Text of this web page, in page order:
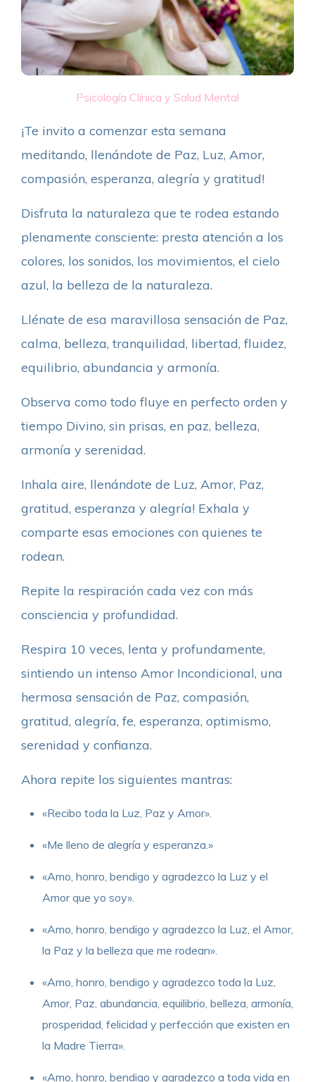
Psicología Clínica y Salud Mental
¡Te invito a comenzar esta semana
meditando, llenándote de Paz, Luz, Amor,
compasión, esperanza, alegría y gratitud!
Disfruta la naturaleza que te rodea estando
plenamente consciente: presta atención a los
colores, los sonidos, los movimientos, el cielo
azul, la belleza de la naturaleza.
Llénate de esa maravillosa sensación de Paz,
calma, belleza, tranquilidad, libertad, fluidez,
equilibrio, abundancia y armonía.
Observa como todo fluye en perfecto orden y
tiempo Divino, sin prisas, en paz, belleza,
armonía y serenidad.
Inhala aire, llenándote de Luz, Amor, Paz,
gratitud, esperanza y alegría! Exhala y
comparte esas emociones con quienes te
rodean.
Repite la respiración cada vez con más
consciencia y profundidad.
Respira 10 veces, lenta y profundamente,
sintiendo un intenso Amor Incondicional, una
hermosa sensación de Paz, compasión,
gratitud, alegría, fe, esperanza, optimismo,
serenidad y confianza.
Ahora repite los siguientes mantras:
«Recibo toda la Luz, Paz y Amor».
«Me lleno de alegría y esperanza.»
«Amo, honro, bendigo y agradezco la Luz y el
Amor que yo soy».
«Amo, honro, bendigo y agradezco la Luz, el Amor,
la Paz y la belleza que me rodean».
«Amo, honro, bendigo y agradezco toda la Luz,
Amor, Paz, abundancia, equilibrio, belleza, armonía,
prosperidad, felicidad y perfección que existen en
la Madre Tierra».
«Amo, honro, bendigo y agradezco a toda vida en